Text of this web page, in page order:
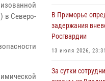
в Северо-
с крестным ходом
28 июля 2026,
Росгвардейцы в
28 июля 2026,
В Приморье
задержания
Росгвардии
13 июля 2026, 23:31
За сутки